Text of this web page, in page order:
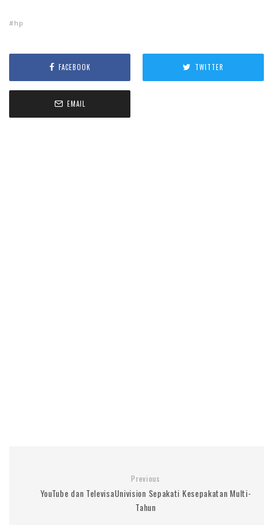
hp
FACEBOOK TWITTER
EMAIL
Previous
YouTube dan TelevisaUnivision Sepakati Kesepakatan Multi-
Tahun